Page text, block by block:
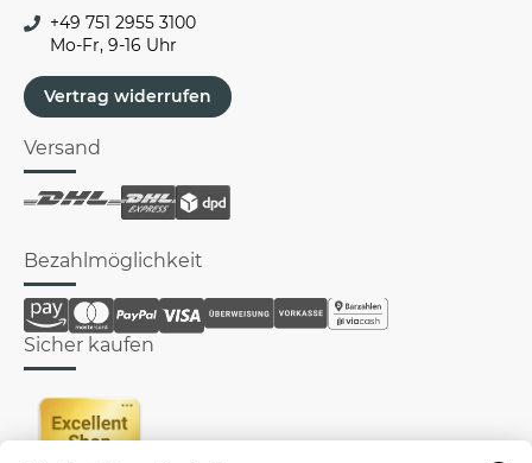
+49 751 2955 3100
Mo-Fr, 9-16 Uhr
Vertrag widerrufen
Versand
Bezahlmöglichkeit
Sicher kaufen